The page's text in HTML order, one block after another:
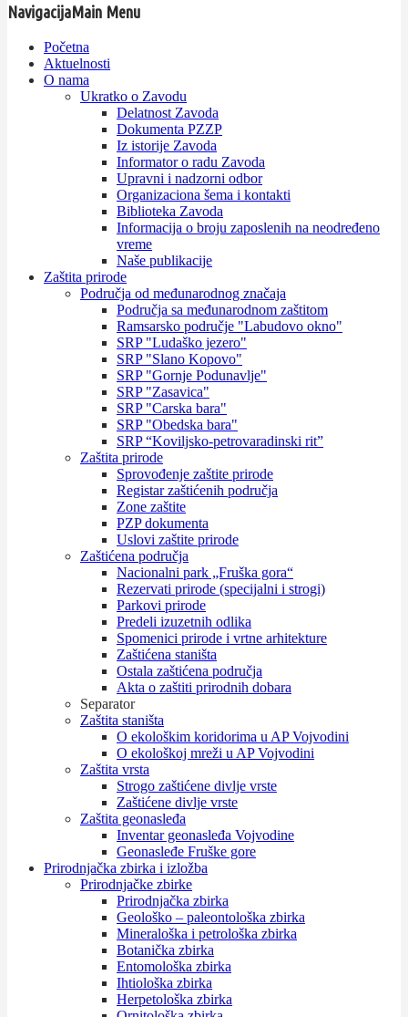
NavigacijaMain Menu
Početna
Aktuelnosti
O nama
Ukratko o Zavodu
Delatnost Zavoda
Dokumenta PZZP
Iz istorije Zavoda
Informator o radu Zavoda
Upravni i nadzorni odbor
Organizaciona šema i kontakti
Biblioteka Zavoda
Informacija o broju zaposlenih na neodređeno
vreme
Naše publikacije
Zaštita prirode
Područja od međunarodnog značaja
Područja sa međunarodnom zaštitom
Ramsarsko područje "Labudovo okno"
SRP "Ludaško jezero"
SRP "Slano Kopovo"
SRP "Gornje Podunavlje"
SRP "Zasavica"
SRP "Carska bara"
SRP "Obedska bara"
SRP “Koviljsko-petrovaradinski rit”
Zaštita prirode
Sprovođenje zaštite prirode
Registar zaštićenih područja
Zone zaštite
PZP dokumenta
Uslovi zaštite prirode
Zaštićena područja
Nacionalni park „Fruška gora“
Rezervati prirode (specijalni i strogi)
Parkovi prirode
Predeli izuzetnih odlika
Spomenici prirode i vrtne arhitekture
Zaštićena staništa
Ostala zaštićena područja
Akta o zaštiti prirodnih dobara
Separator
Zaštita staništa
O ekološkim koridorima u AP Vojvodini
O ekološkoj mreži u AP Vojvodini
Zaštita vrsta
Strogo zaštićene divlje vrste
Zaštićene divlje vrste
Zaštita geonasleđa
Inventar geonasleđa Vojvodine
Geonasleđe Fruške gore
Prirodnjačka zbirka i izložba
Prirodnjačke zbirke
Prirodnjačka zbirka
Geološko – paleontološka zbirka
Mineraloška i petrološka zbirka
Botanička zbirka
Entomološka zbirka
Ihtiološka zbirka
Herpetološka zbirka